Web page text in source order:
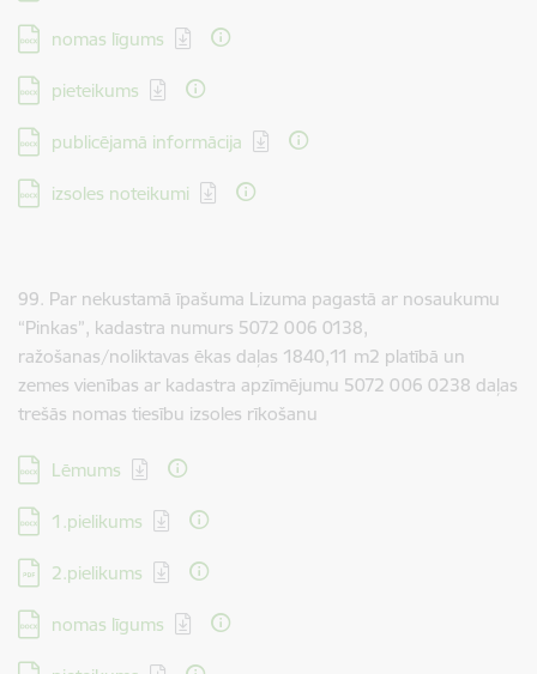
Lejupielādēt:
nomas līgums
Lejupielādēt:
pieteikums
Lejupielādēt:
publicējamā informācija
Lejupielādēt:
izsoles noteikumi
99. Par nekustamā īpašuma Lizuma pagastā ar nosaukumu
“Pinkas”, kadastra numurs 5072 006 0138,
ražošanas/noliktavas ēkas daļas 1840,11 m2 platībā un
zemes vienības ar kadastra apzīmējumu 5072 006 0238 daļas
trešās nomas tiesību izsoles rīkošanu
Lejupielādēt:
Lēmums
Lejupielādēt:
1.pielikums
Lejupielādēt:
2.pielikums
Lejupielādēt:
nomas līgums